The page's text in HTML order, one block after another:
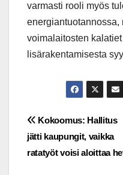
varmasti rooli myös
energiantuotannossa,
voimalaitosten
lisärakentamisesta
Post
navigation
Kokoomus: Hallitus
jätti kaupungit, vaikka
ratatyöt voisi aloittaa